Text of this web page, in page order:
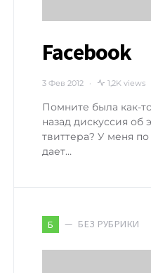
Facebook
3 Фев 2012 1,2K views
Помните была как-
назад дискуссия об
твиттера? У меня
дает…
Б БЕЗ РУБРИКИ